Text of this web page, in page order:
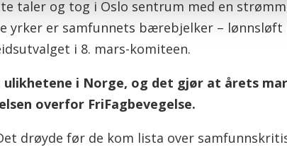
taler og tog i Oslo sentrum med en
yrker er samfunnets bærebjelker – lønnsløft
i 8. mars-komiteen.
i Norge, og det gjør at årets
overfor FriFagbevegelse.
drøyde før de kom lista over